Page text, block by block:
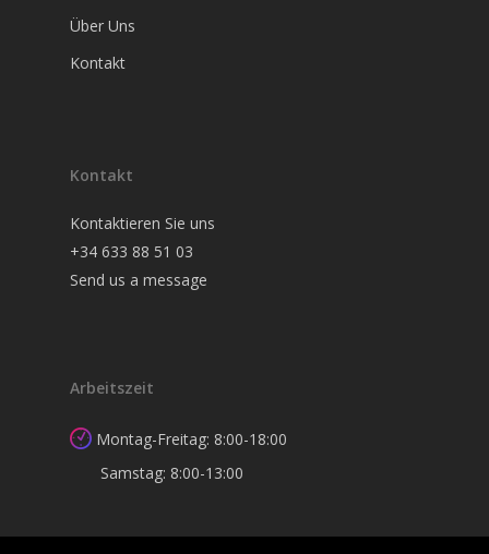
Über Uns
Kontakt
Kontakt
Kontaktieren Sie uns
+34 633 88 51 03
Send us a message
Arbeitszeit
Montag-Freitag: 8:00-18:00
Samstag: 8:00-13:00